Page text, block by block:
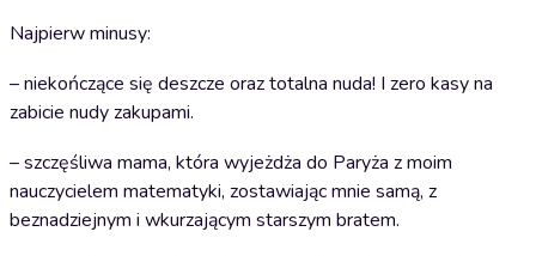
Najpierw minusy:
– niekończące się deszcze oraz totalna nuda! I zero kasy na
zabicie nudy zakupami.
– szczęśliwa mama, która wyjeżdża do Paryża z moim
nauczycielem matematyki, zostawiając mnie samą, z
beznadziejnym i wkurzającym starszym bratem.